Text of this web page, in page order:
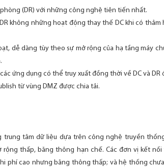
(DR) với những công nghệ tiên tiến nhất.
không những hoạt động thay thế DC khi có thảm
dễ dàng tùy theo sự mở rộng của hạ tầng máy
ứng dụng có thể truy xuất đồng thời về DC và
từ vùng DMZ được chia tải.
tâm dữ liệu dựa trên công nghệ truyền
thấp, băng thông hạn chế. Các đơn vị kết nối
phí cao nhưng băng thông thấp; và hệ thống